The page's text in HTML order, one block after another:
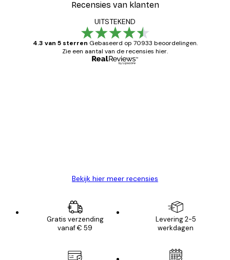
Recensies van klanten
UITSTEKEND
4.3 van 5 sterren Gebaseerd op 70933 beoordelingen.
Zie een aantal van de recensies hier.
Bekijk hier meer recensies
Gratis verzending
vanaf € 59
Levering 2-5
werkdagen